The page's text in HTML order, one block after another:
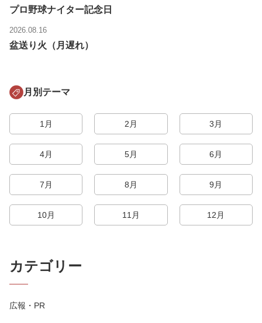
プロ野球ナイター記念日
2026.08.16
盆送り火（月遅れ）
月別テーマ
1月 2月 3月
4月 5月 6月
7月 8月 9月
10月 11月 12月
カテゴリー
広報・PR